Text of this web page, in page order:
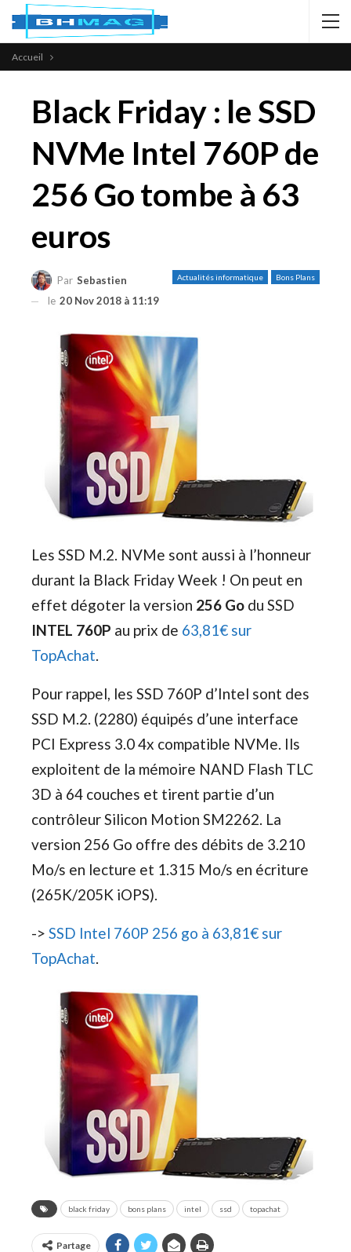
Accueil
Black Friday : le SSD
NVMe Intel 760P de
256 Go tombe à 63
euros
Actualités informatique Bons Plans
Par Sebastien
le 20 Nov 2018 à 11:19
Les SSD M.2. NVMe sont aussi à l’honneur
durant la Black Friday Week ! On peut en
effet dégoter la version 256 Go du SSD
INTEL 760P au prix de 63,81€ sur
TopAchat.
Pour rappel, les SSD 760P d’Intel sont des
SSD M.2. (2280) équipés d’une interface
PCI Express 3.0 4x compatible NVMe. Ils
exploitent de la mémoire NAND Flash TLC
3D à 64 couches et tirent partie d’un
contrôleur Silicon Motion SM2262. La
version 256 Go offre des débits de 3.210
Mo/s en lecture et 1.315 Mo/s en écriture
(265K/205K iOPS).
-> SSD Intel 760P 256 go à 63,81€ sur
TopAchat.
black friday bons plans intel ssd topachat
Partage